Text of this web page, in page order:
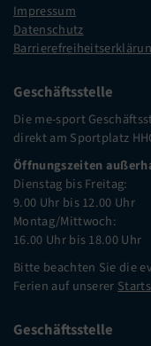
Impressum
Datenschutz
Geschäftsstelle
Die me-sport
direkt am Sportplatz
Öffnungszeiten
Dienstag bis Freitag:
9.00 Uhr bis 12.00 Uhr
Montag/Mittwoch:
16.00 Uhr bis 18.00 Uhr
Bitte beachten Sie die
Ferien auf unserer
Geschäftsstelle